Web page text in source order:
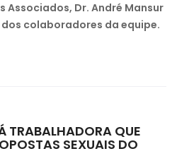
Associados, Dr. André Mansur
colaboradores da equipe.
TRABALHADORA QUE
SEXUAIS DO